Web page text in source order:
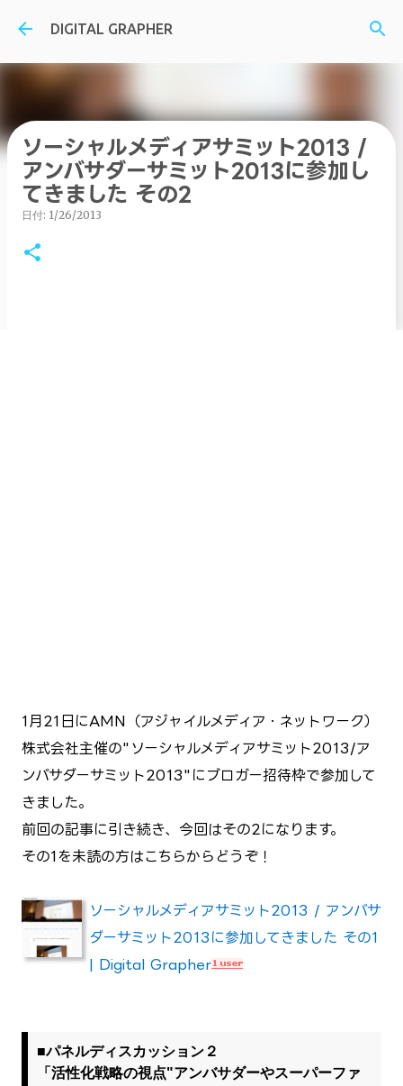
スキップしてメイン コンテンツに移動
DIGITAL GRAPHER
ソーシャルメディアサミット2013 /
アンバサダーサミット2013に参加し
てきました その2
日付: 1/26/2013
1月21日にAMN（アジャイルメディア・ネットワーク）
株式会社主催の"ソーシャルメディアサミット2013/ア
ンバサダーサミット2013"にブロガー招待枠で参加して
きました。
前回の記事に引き続き、今回はその2になります。
その1を未読の方はこちらからどうぞ！
ソーシャルメディアサミット2013 / アンバサ
ダーサミット2013に参加してきました その1
| Digital Grapher
■パネルディスカッション２
「活性化戦略の視点"アンバサダーやスーパーファ